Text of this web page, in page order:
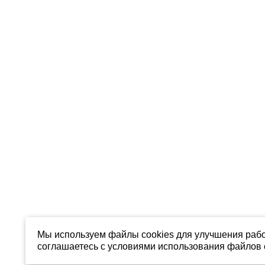
Мы используем файлы cookies для улучшения
соглашаетесь с условиями использования файлов